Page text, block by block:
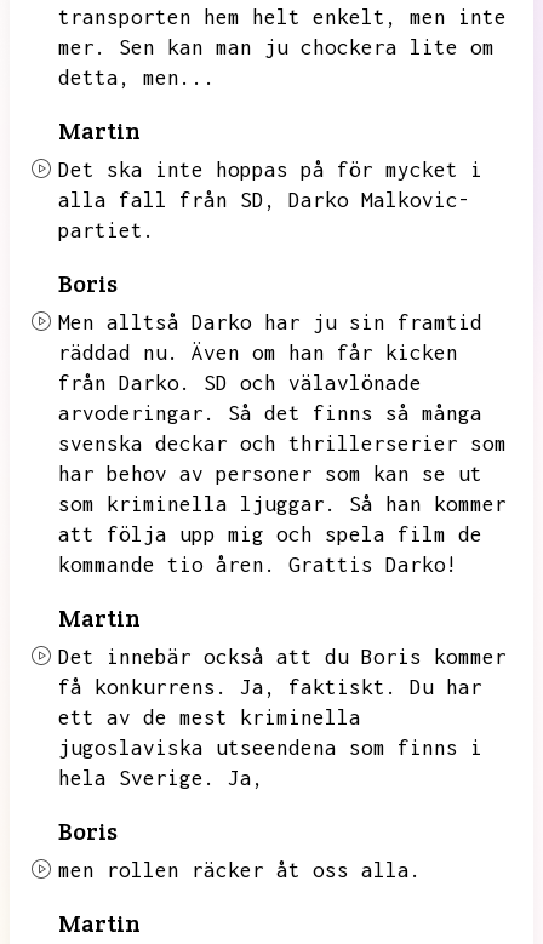
transporten hem helt enkelt,
men inte
mer.
Sen kan man ju chockera lite om
detta,
men...
Martin
Det ska inte hoppas på för mycket i
alla fall från SD,
Darko Malkovic-
partiet.
Boris
Men alltså Darko har ju sin framtid
räddad nu.
Även om han får kicken
från Darko.
SD och välavlönade
arvoderingar.
Så det finns så många
svenska deckar och thrillerserier som
har behov av personer som kan se ut
som kriminella ljuggar.
Så han kommer
att följa upp mig och spela film de
kommande tio åren.
Grattis Darko!
Martin
Det innebär också att du Boris kommer
få konkurrens.
Ja, faktiskt.
Du har
ett av de mest kriminella
jugoslaviska utseendena som finns i
hela Sverige.
Ja,
Boris
men rollen räcker åt oss alla.
Martin